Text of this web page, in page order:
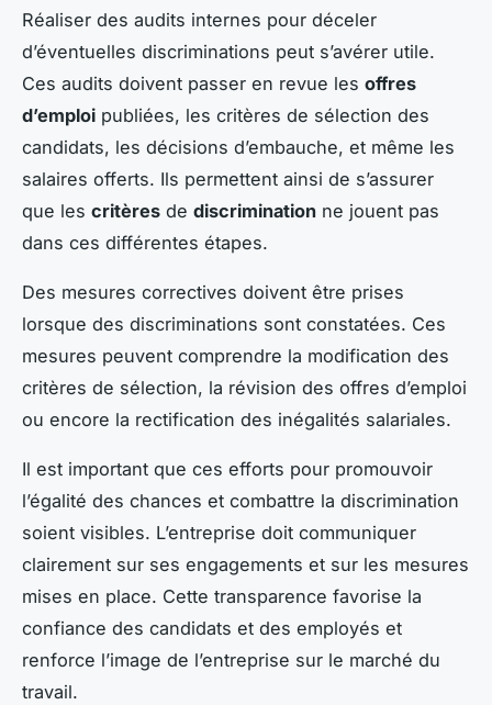
Réaliser des audits internes pour déceler
d’éventuelles discriminations peut s’avérer utile.
Ces audits doivent passer en revue les offres
d’emploi publiées, les critères de sélection des
candidats, les décisions d’embauche, et même les
salaires offerts. Ils permettent ainsi de s’assurer
que les critères de discrimination ne jouent pas
dans ces différentes étapes.
Des mesures correctives doivent être prises
lorsque des discriminations sont constatées. Ces
mesures peuvent comprendre la modification des
critères de sélection, la révision des offres d’emploi
ou encore la rectification des inégalités salariales.
Il est important que ces efforts pour promouvoir
l’égalité des chances et combattre la discrimination
soient visibles. L’entreprise doit communiquer
clairement sur ses engagements et sur les mesures
mises en place. Cette transparence favorise la
confiance des candidats et des employés et
renforce l’image de l’entreprise sur le marché du
travail.